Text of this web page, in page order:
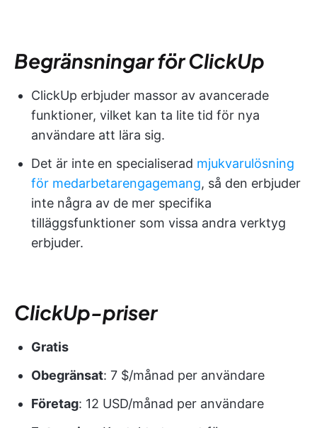
Begränsningar för ClickUp
ClickUp erbjuder massor av avancerade
funktioner, vilket kan ta lite tid för nya
användare att lära sig.
Det är inte en specialiserad mjukvarulösning
för medarbetarengagemang, så den erbjuder
inte några av de mer specifika
tilläggsfunktioner som vissa andra verktyg
erbjuder.
ClickUp-priser
Gratis
Obegränsat: 7 $/månad per användare
Företag: 12 USD/månad per användare